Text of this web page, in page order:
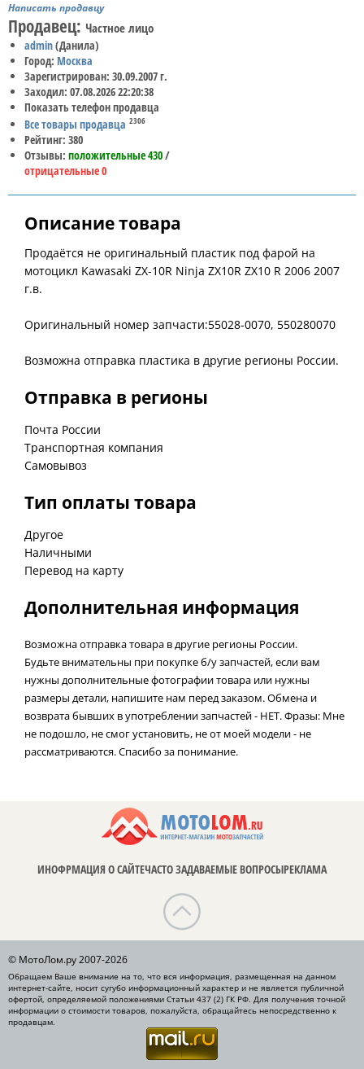
Написать продавцу
Продавец: Частное лицо
admin(Данила)
Город: Москва
Зарегистрирован: 30.09.2007 г.
Заходил: 07.08.2026 22:20:38
Показать телефон продавца
Все товары продавца 2306
Рейтинг: 380
Отзывы: положительные 430/
отрицательные 0
Описание товара
Продаётся не оригинальный пластик под фарой на
мотоцикл Kawasaki ZX-10R Ninja ZX10R ZX10 R 2006 2007
г.в.
Оригинальный номер запчасти:55028-0070, 550280070
Возможна отправка пластика в другие регионы России.
Отправка в регионы
Почта России
Транспортная компания
Самовывоз
Тип оплаты товара
Другое
Наличными
Перевод на карту
Дополнительная информация
Возможна отправка товара в другие регионы России.
Будьте внимательны при покупке б/у запчастей, если вам
нужны дополнительные фотографии товара или нужны
размеры детали, напишите нам перед заказом. Обмена и
возврата бывших в употреблении запчастей - НЕТ. Фразы: Мне
не подошло, не смог установить, не от моей модели - не
рассматриваются. Спасибо за понимание.
ИНОФРМАЦИЯ О САЙТЕЧАСТО ЗАДАВАЕМЫЕ ВОПРОСЫРЕКЛАМА
© МотоЛом.ру 2007-2026
Обращаем Ваше внимание на то, что вся информация, размещенная на данном
интернет-сайте, носит сугубо информационный характер и не является публичной
офертой, определяемой положениями Статьи 437 (2) ГК РФ. Для получения точной
информации о стоимости товаров, пожалуйста, обращайтесь непосредственно к
продавцам.